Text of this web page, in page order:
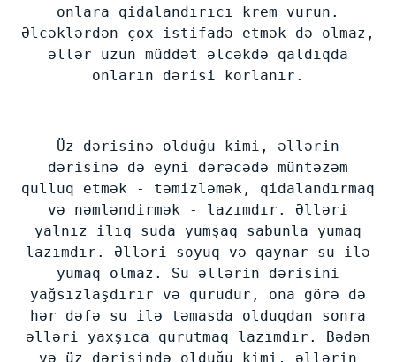
onlara qidalandırıcı krem vurun.
Əlcəklərdən çox istifadə etmək də olmaz,
əllər uzun müddət əlcəkdə qaldıqda
onların dərisi korlanır.
Üz dərisinə olduğu kimi, əllərin
dərisinə də eyni dərəcədə müntəzəm
qulluq etmək - təmizləmək, qidalandırmaq
və nəmləndirmək - lazımdır. Əlləri
yalnız ilıq suda yumşaq sabunla yumaq
lazımdır. Əlləri soyuq və qaynar su ilə
yumaq olmaz. Su əllərin dərisini
yağsızlaşdırır və qurudur, ona görə də
hər dəfə su ilə təmasda olduqdan sonra
əlləri yaxşıca qurutmaq lazımdır. Bədən
və üz dərisində olduğu kimi, əllərin